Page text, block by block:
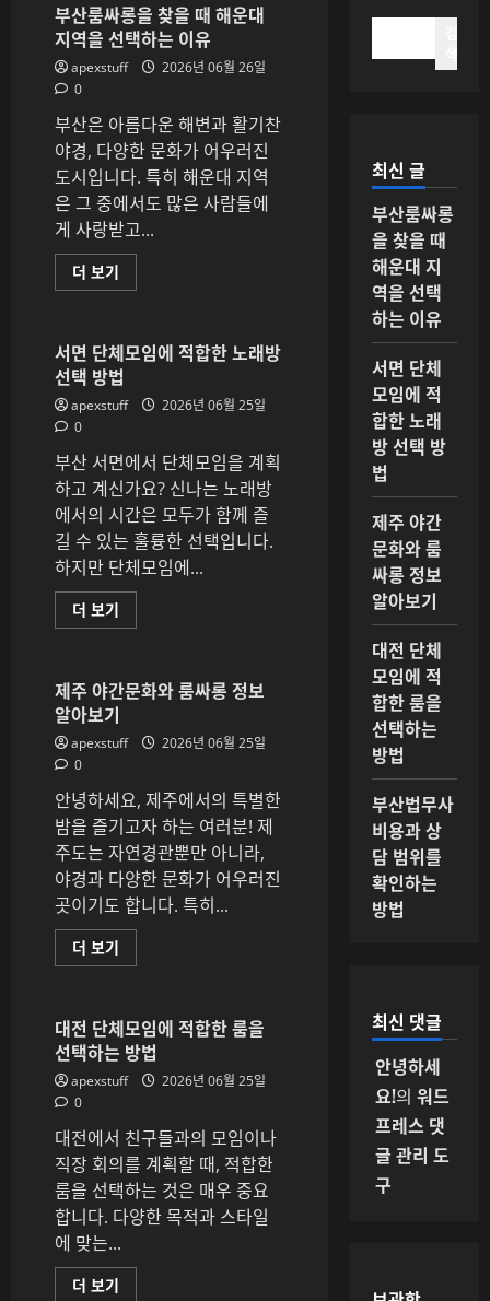
5
부산룸싸롱을 찾을 때 해운대
지역을 선택하는 이유
apexstuff
2026년 06월 26일
0
부산은 아름다운 해변과 활기찬
야경, 다양한 문화가 어우러진
도시입니다. 특히 해운대 지역
은 그 중에서도 많은 사람들에
게 사랑받고...
더 보기
산
을
찾
을
때
해
지
역
을
선
택
하
는
이
유
에
해
보
기
서면 단체모임에 적합한 노래방
선택 방법
apexstuff
2026년 06월 25일
0
부산 서면에서 단체모임을 계획
하고 계신가요? 신나는 노래방
에서의 시간은 모두가 함께 즐
길 수 있는 훌륭한 선택입니다.
하지만 단체모임에...
더 보기
면
임
에
한
방
선
택
방
법
에
대
해
더
읽
보
제주 야간문화와 룸싸롱 정보
알아보기
apexstuff
2026년 06월 25일
0
안녕하세요, 제주에서의 특별한
밤을 즐기고자 하는 여러분! 제
주도는 자연경관뿐만 아니라,
야경과 다양한 문화가 어우러진
곳이기도 합니다. 특히...
더 보기
주
화
와
룸
싸
롱
알
아
보
기
에
대
해
읽
어
대전 단체모임에 적합한 룸을
선택하는 방법
apexstuff
2026년 06월 25일
0
대전에서 친구들과의 모임이나
직장 회의를 계획할 때, 적합한
룸을 선택하는 것은 매우 중요
합니다. 다양한 목적과 스타일
에 맞는...
더 보기
최신 글
부산룸싸롱
을 찾을 때
해운대 지
역을 선택
하는 이유
서면 단체
모임에 적
합한 노래
방 선택 방
법
제주 야간
문화와 룸
싸롱 정보
알아보기
대전 단체
모임에 적
합한 룸을
선택하는
방법
부산법무사
비용과 상
담 범위를
확인하는
방법
최신 댓글
안녕하세
요!의 워드
프레스 댓
글 관리 도
구